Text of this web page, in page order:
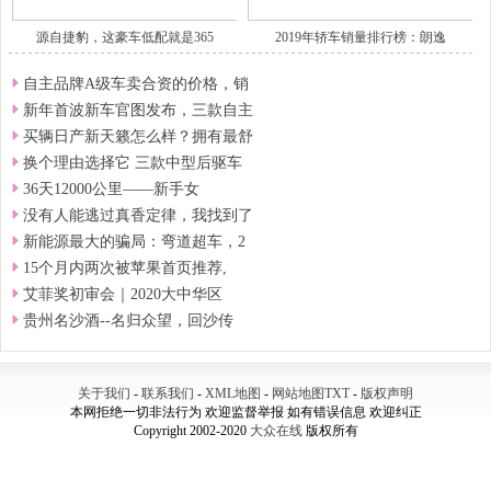
源自捷豹，这豪车低配就是365 2019年轿车销量排行榜：朗逸
自主品牌A级车卖合资的价格，销
新年首波新车官图发布，三款自主
买辆日产新天籁怎么样？拥有最舒
换个理由选择它 三款中型后驱车
36天12000公里——新手女
没有人能逃过真香定律，我找到了
新能源最大的骗局：弯道超车，2
15个月内两次被苹果首页推荐,
艾菲奖初审会｜2020大中华区
贵州名沙酒--名归众望，回沙传
关于我们 - 联系我们 - XML地图 - 网站地图TXT- 版权声明
本网拒绝一切非法行为 欢迎监督举报 如有错误信息 欢迎纠正
Copyright 2002-2020 大众在线版权所有